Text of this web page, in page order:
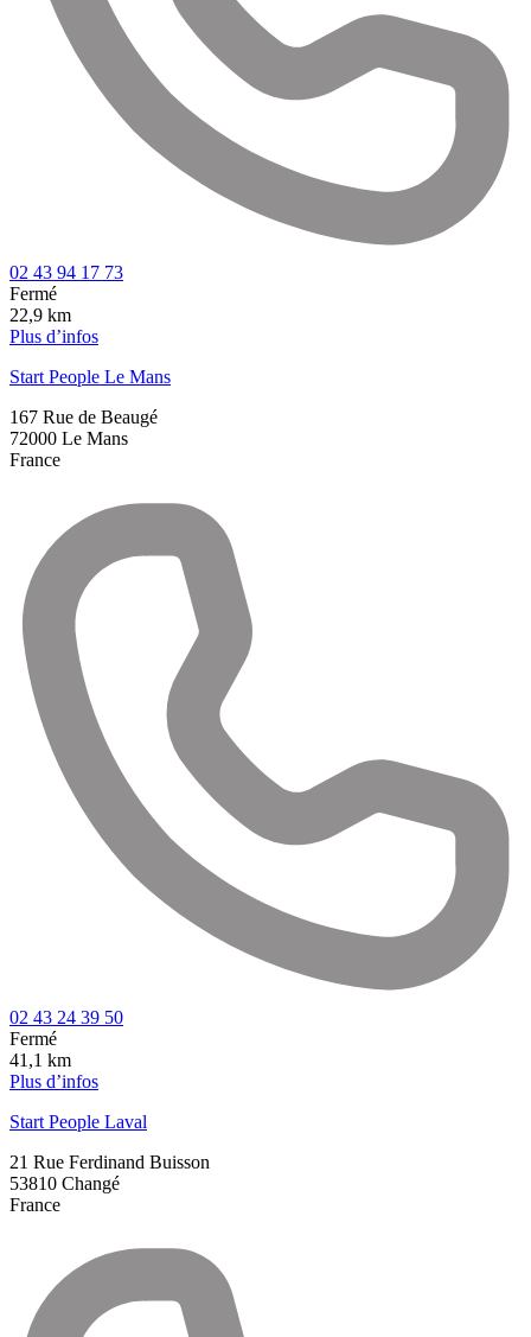
02 43 94 17 73
Fermé
22,9 km
Plus d’infos
Start People Le Mans
167 Rue de Beaugé
72000 Le Mans
France
02 43 24 39 50
Fermé
41,1 km
Plus d’infos
Start People Laval
21 Rue Ferdinand Buisson
53810 Changé
France